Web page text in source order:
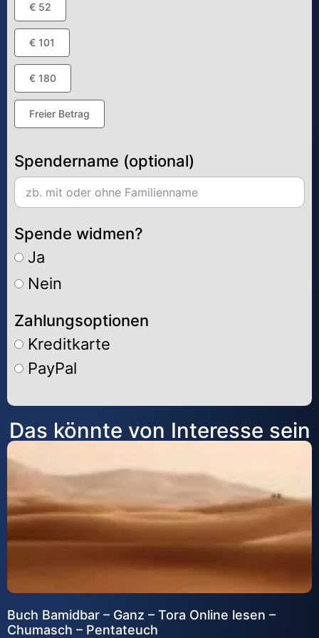
€ 52
€ 101
€ 180
Freier Betrag
Spendername (optional)
Spende widmen?
Ja
Nein
Zahlungsoptionen
Kreditkarte
PayPal
Alternative:
Das könnte von Interesse sein
Buch Bamidbar – Ganz – Tora Online lesen –
Chumasch – Pentateuch